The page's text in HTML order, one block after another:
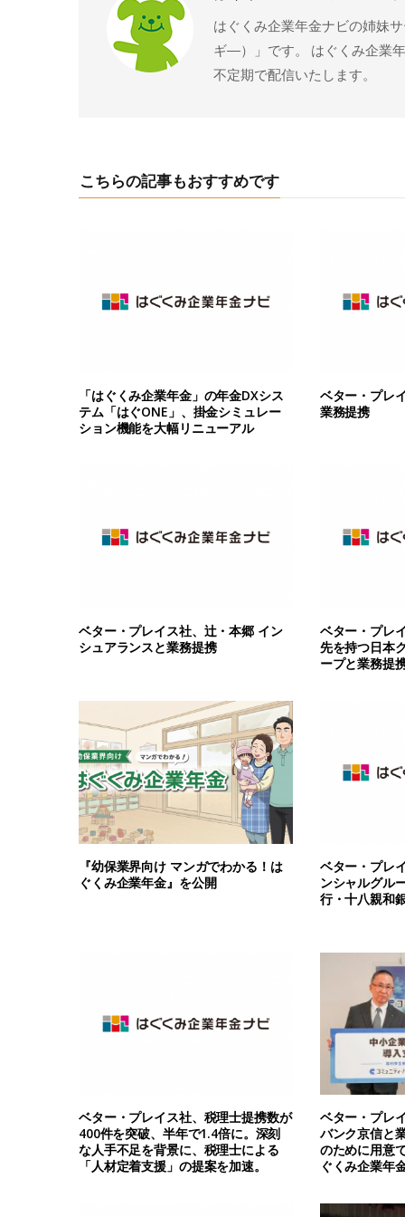
はぐくみ企業年金ナビの姉妹
ギ―）」です。 はぐくみ企業
不定期で配信いたします。
こちらの記事もおすすめです
「はぐくみ企業年金」の年金DXシス
テム「はぐONE」、掛金シミュレー
ション機能を大幅リニューアル
ベター・プレ
業務提携
ベター・プレイス社、辻・本郷 イン
シュアランスと業務提携
ベター・プレ
先を持つ日本
ープと業務提
『幼保業界向け マンガでわかる！は
ぐくみ企業年金』を公開
ベター・プレ
ンシャルグル
行・十八親和
ベター・プレイス社、税理士提携数が
400件を突破、半年で1.4倍に。深刻
な人手不足を背景に、税理士による
「人材定着支援」の提案を加速。
ベター・プレ
バンク京信と
のために用意
ぐくみ企業年